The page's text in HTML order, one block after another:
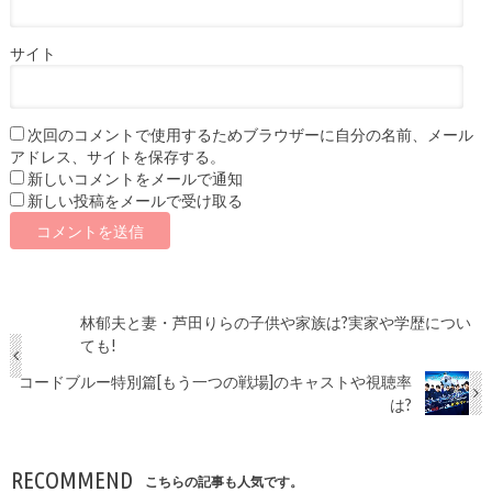
サイト
次回のコメントで使用するためブラウザーに自分の名前、メール
アドレス、サイトを保存する。
新しいコメントをメールで通知
新しい投稿をメールで受け取る
林郁夫と妻・芦田りらの子供や家族は?実家や学歴につい
ても!
コードブルー特別篇[もう一つの戦場]のキャストや視聴率
は?
RECOMMEND こちらの記事も人気です。